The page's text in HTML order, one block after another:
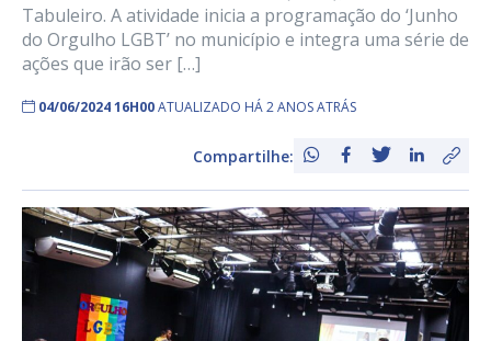
Tabuleiro. A atividade inicia a programação do ‘Junho
do Orgulho LGBT’ no município e integra uma série de
ações que irão ser […]
04/06/2024 16H00ATUALIZADO HÁ 2 ANOS ATRÁS
Compartilhe: